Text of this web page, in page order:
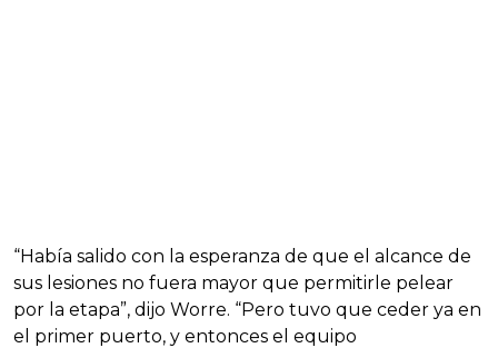
“Había salido con la esperanza de que el alcance de
sus lesiones no fuera mayor que permitirle pelear
por la etapa”, dijo Worre. “Pero tuvo que ceder ya en
el primer puerto, y entonces el equipo